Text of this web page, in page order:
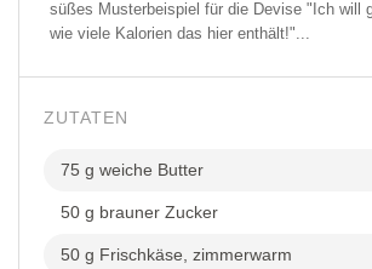
süßes Musterbeispiel für die Devise "Ich will
wie viele Kalorien das hier enthält!"...
ZUTATEN
75 g weiche Butter
50 g brauner Zucker
50 g Frischkäse, zimmerwarm